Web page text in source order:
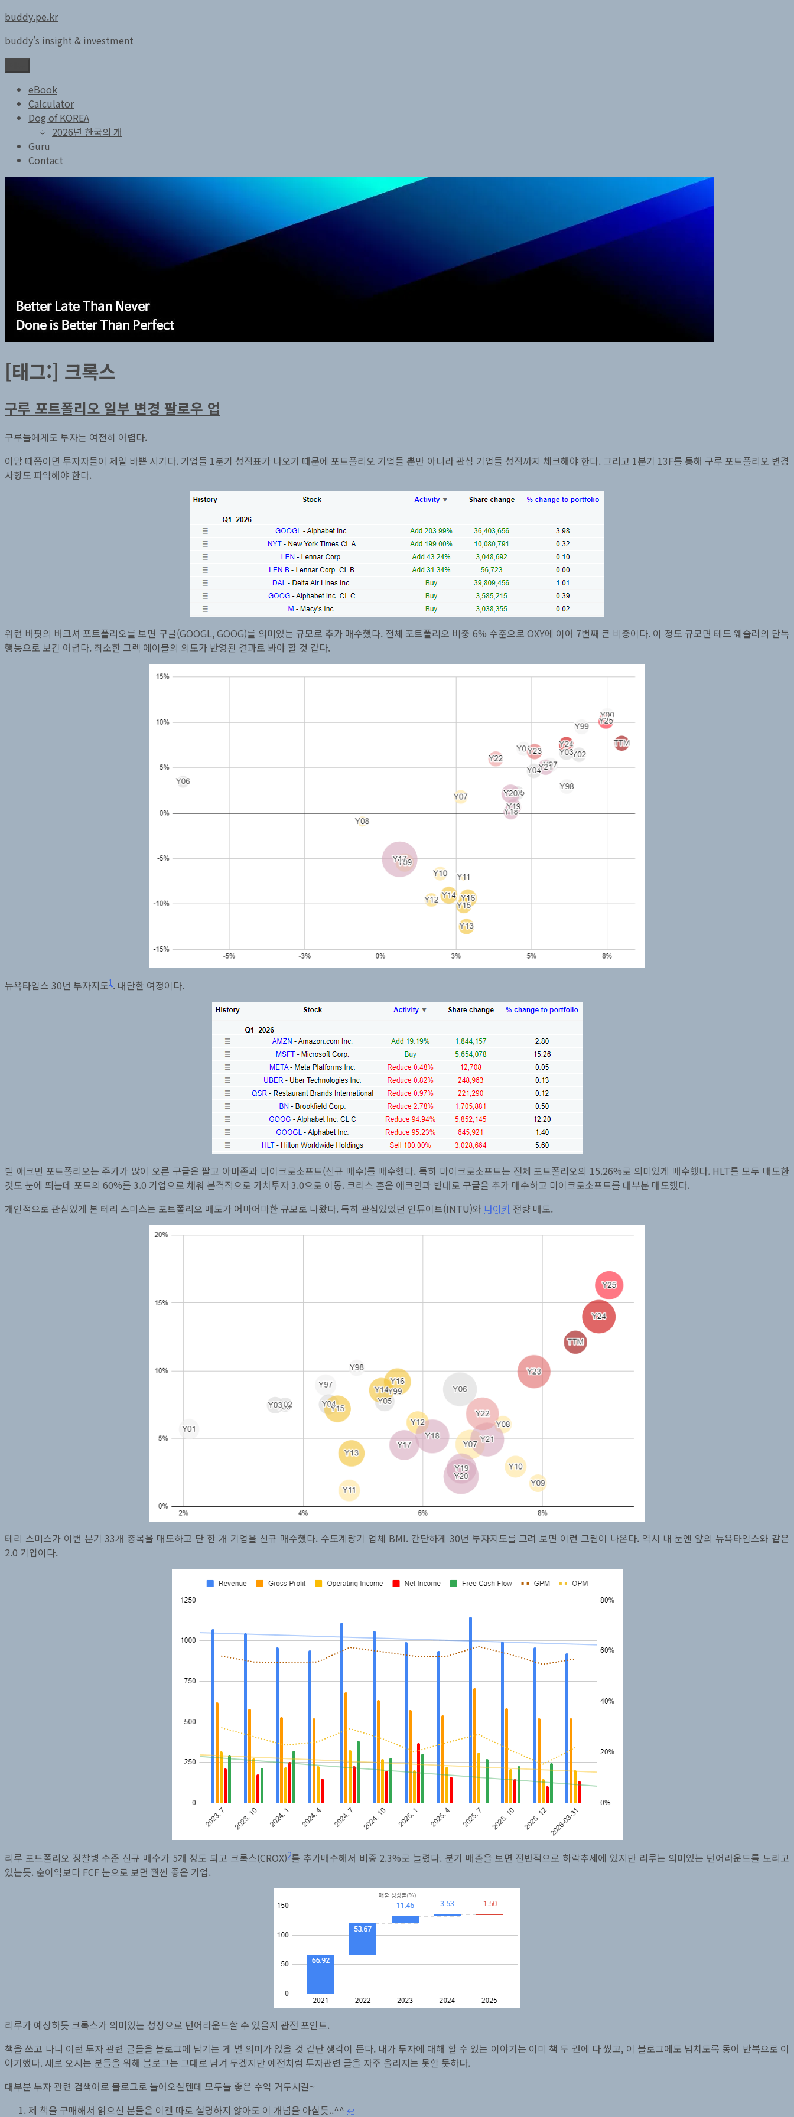
콘
츠
로
바
buddy.pe.kr
buddy's insight & investment
eBook
Calculator
Dog of KOREA
2026년 한국의 개
Guru
Contact
[태그:] 크록스
구루 포트폴리오 일부 변경 팔로우 업
구루들에게도 투자는 여전히 어렵다.
이맘 때쯤이면 투자자들이 제일 바쁜 시기다. 기업들 1분기 성적표가 나오기 때문에 포트폴리오 기업들 뿐만 아니라 관심 기업들 성적까지 체크해야 한다. 그리고 1분기 13F를 통해 구루 포트폴리오 변경
사항도 파악해야 한다.
워런 버핏의 버크셔 포트폴리오를 보면 구글(GOOGL, GOOG)를 의미있는 규모로 추가 매수했다. 전체 포트폴리오 비중 6% 수준으로 OXY에 이어 7번째 큰 비중이다. 이 정도 규모면 테드 웨슬러의 단독
행동으로 보긴 어렵다. 최소한 그렉 에이블의 의도가 반영된 결과로 봐야 할 것 같다.
뉴욕타임스 30년 투자지도1 . 대단한 여정이다.
빌 애크먼 포트폴리오는 주가가 많이 오른 구글은 팔고 아마존과 마이크로소프트(신규 매수)를 매수했다. 특히 마이크로소프트는 전체 포트폴리오의 15.26%로 의미있게 매수했다. HLT를 모두 매도한
것도 눈에 띄는데 포트의 60%를 3.0 기업으로 채워 본격적으로 가치투자 3.0으로 이동. 크리스 혼은 애크먼과 반대로 구글을 추가 매수하고 마이크로소프트를 대부분 매도했다.
개인적으로 관심있게 본 테리 스미스는 포트폴리오 매도가 어마어마한 규모로 나왔다. 특히 관심있었던 인튜이트(INTU)와 나이키 전량 매도.
테리 스미스가 이번 분기 33개 종목을 매도하고 단 한 개 기업을 신규 매수했다. 수도계량기 업체 BMI. 간단하게 30년 투자지도를 그려 보면 이런 그림이 나온다. 역시 내 눈엔 앞의 뉴욕타임스와 같은
2.0 기업이다.
리루 포트폴리오 정찰병 수준 신규 매수가 5개 정도 되고 크록스(CROX)2를 추가매수해서 비중 2.3%로 늘렸다. 분기 매출을 보면 전반적으로 하락추세에 있지만 리루는 의미있는 턴어라운드를 노리고
있는듯. 순이익보다 FCF 눈으로 보면 훨씬 좋은 기업.
리루가 예상하듯 크록스가 의미있는 성장으로 턴어라운드할 수 있을지 관전 포인트.
책을 쓰고 나니 이런 투자 관련 글들을 블로그에 남기는 게 별 의미가 없을 것 같단 생각이 든다. 내가 투자에 대해 할 수 있는 이야기는 이미 책 두 권에 다 썼고, 이 블로그에도 넘치도록 동어 반복으로 이
야기했다. 새로 오시는 분들을 위해 블로그는 그대로 남겨 두겠지만 예전처럼 투자관련 글을 자주 올리지는 못할 듯하다.
대부분 투자 관련 검색어로 블로그로 들어오실텐데 모두들 좋은 수익 거두시길~
제 책을 구매해서 읽으신 분들은 이젠 따로 설명하지 않아도 이 개념을 아실듯..^^ ↩︎